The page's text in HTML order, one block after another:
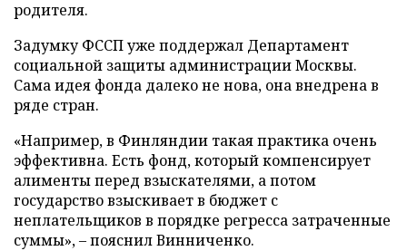
родителя.
Задумку ФССП уже поддержал Департамент
социальной защиты администрации Москвы.
Сама идея фонда далеко не нова, она внедрена в
ряде стран.
«Например, в Финляндии такая практика очень
эффективна. Есть фонд, который компенсирует
алименты перед взыскателями, а потом
государство взыскивает в бюджет с
неплательщиков в порядке регресса затраченные
суммы», – пояснил Винниченко.